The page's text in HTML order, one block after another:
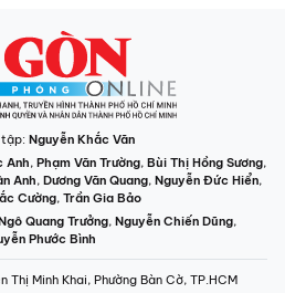
tập: Nguyễn Khắc Văn
Anh, Phạm Văn Trường, Bùi Thị Hồng Sương,
Anh, Dương Văn Quang, Nguyễn Đức Hiển,
Cường, Trần Gia Bảo
Quang Trưởng, Nguyễn Chiến Dũng,
Phước Bình
Minh Khai, Phường Bàn Cờ, TP.HCM